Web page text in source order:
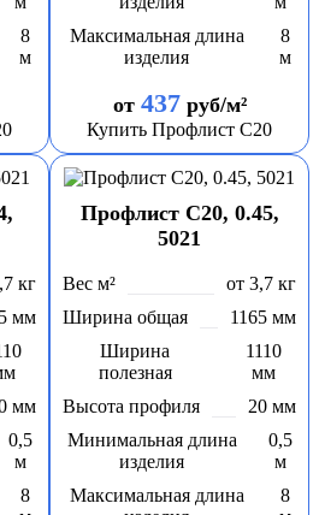
8
м
Максимальная длина
изделия
8
м
от 437руб/м²
Купить Профлист С20
кг
мм
мм
0,5
м
8
Профлист С20, 0.45,
5021
Вес м²
от 3,7 кг
Ширина общая
1165 мм
Ширина
полезная
1110
мм
Высота профиля
20 мм
Минимальная длина
изделия
0,5
м
Максимальная длина
8